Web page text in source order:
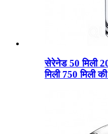
सेरेनेड 50 मिली
मिली 750 मिली